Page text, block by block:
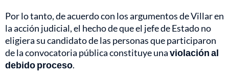
Por lo tanto, de acuerdo con los argumentos de Villar en
la acción judicial, el hecho de que el jefe de Estado no
eligiera su candidato de las personas que participaron
de la convocatoria pública constituye unaviolación al
debido proceso.